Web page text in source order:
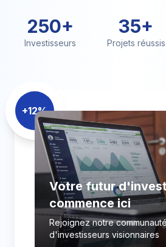
250+
Investisseurs
35+
Projets réussis
+12%
Votre futur
commence ici
Rejoignez notre
d'investisseurs visionnaires